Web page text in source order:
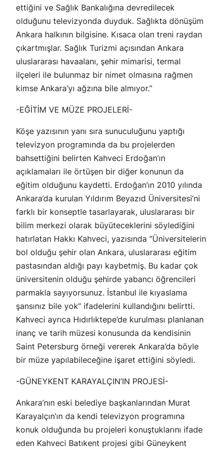
ettiğini ve Sağlık Bankalığına devredilecek
olduğunu televizyonda duyduk. Sağlıkta dönüşüm
Ankara halkının bilgisine. Kısaca olan treni raydan
çıkartmışlar. Sağlık Turizmi açısından Ankara
uluslararası havaalanı, şehir mimarisi, termal
ilçeleri ile bulunmaz bir nimet olmasına rağmen
kimse Ankara’yı ağzına bile almıyor.”
-EĞİTİM VE MÜZE PROJELERİ-
Köşe yazısının yanı sıra sunuculuğunu yaptığı
televizyon programında da bu projelerden
bahsettiğini belirten Kahveci Erdoğan’ın
açıklamaları ile örtüşen bir diğer konunun da
eğitim olduğunu kaydetti. Erdoğan’ın 2010 yılında
Ankara’da kurulan Yıldırım Beyazıd Üniversitesi’ni
farklı bir konseptle tasarlayarak, uluslararası bir
bilim merkezi olarak büyüteceklerini söylediğini
hatırlatan Hakkı Kahveci, yazısında “Üniversitelerin
bol olduğu şehir olan Ankara, uluslararası eğitim
pastasından aldığı payı kaybetmiş. Bu kadar çok
üniversitenin olduğu şehirde yabancı öğrencileri
parmakla sayıyorsunuz. İstanbul ile kıyaslama
şansınız bile yok” ifadelerini kullandığını belirtti.
Kahveci ayrıca Hıdırlıktepe’de kurulması planlanan
inanç ve tarih müzesi konusunda da kendisinin
Saint Petersburg örneği vererek Ankara’da böyle
bir müze yapılabileceğine işaret ettiğini söyledi.
-GÜNEYKENT KARAYALÇIN’IN PROJESİ-
Ankara’nın eski belediye başkanlarından Murat
Karayalçın’ın da kendi televizyon programına
konuk olduğunda bu projeleri konuştuklarını ifade
eden Kahveci Batıkent projesi gibi Güneykent